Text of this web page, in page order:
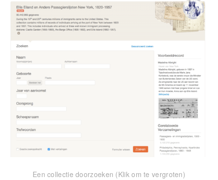
Een collectie doorzoeken (Klik om te vergroten)